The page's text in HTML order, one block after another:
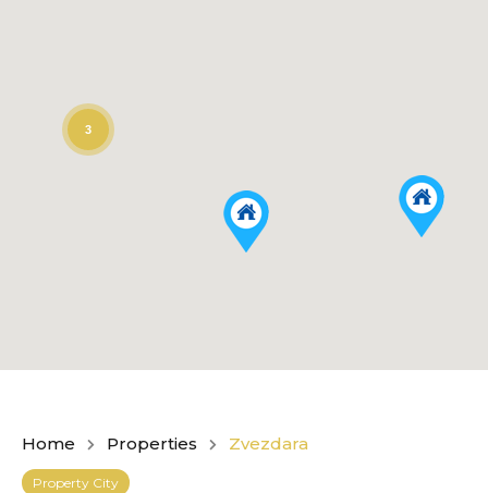
3
Home Properties Zvezdara
Property City